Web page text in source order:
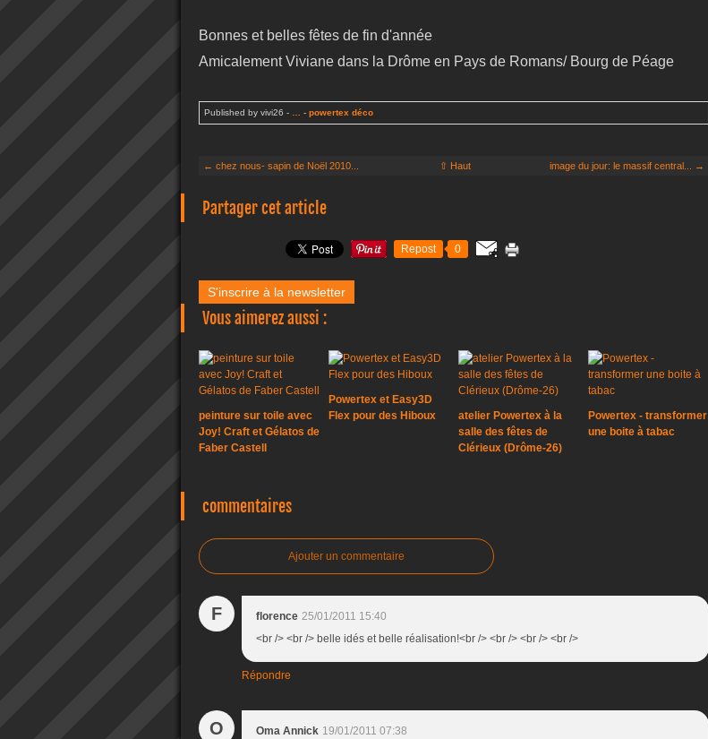
Bonnes et belles fêtes de fin d'année
Amicalement Viviane dans la Drôme en Pays de Romans/ Bourg de Péage
Published by vivi26 - - powertex déco
← chez nous- sapin de Noël 2010... ⇧ Haut image du jour: le massif central... →
Partager cet article
Repost 0
S'inscrire à la newsletter
Vous aimerez aussi :
peinture sur toile avec
Joy! Craft et Gélatos de
Faber Castell
Powertex et Easy3D
Flex pour des Hiboux
atelier Powertex à la
salle des fêtes de
Clérieux (Drôme-26)
Powertex - transformer
une boite à tabac
commentaires
Ajouter un commentaire
F florence 25/01/2011 15:40
<br /> <br /> belle idés et belle réalisation!<br /> <br /> <br /> <br />
Répondre
O Oma Annick 19/01/2011 07:38